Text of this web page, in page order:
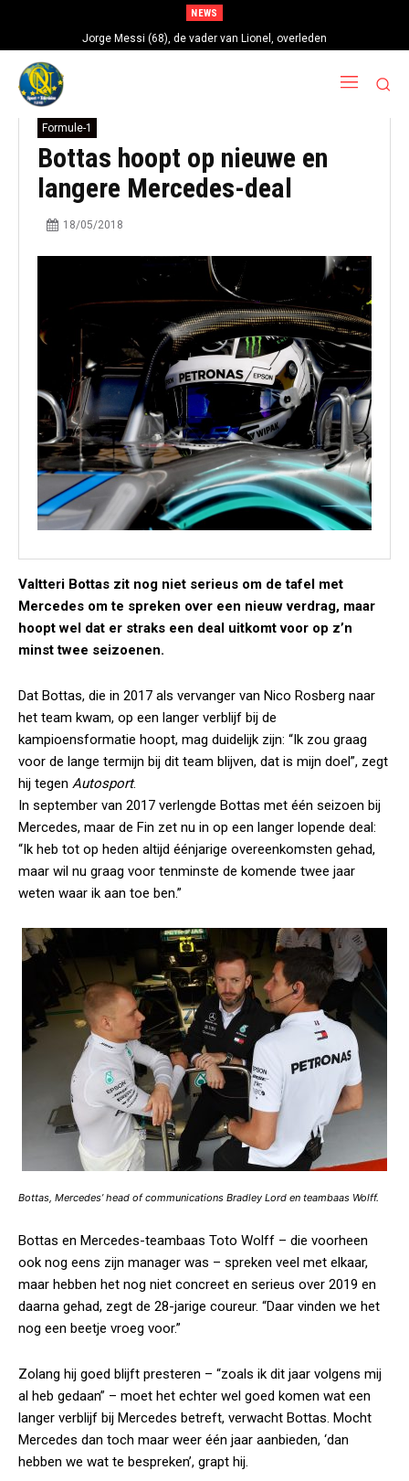
NEWS
Jorge Messi (68), de vader van Lionel, overleden
Formule-1
Bottas hoopt op nieuwe en
langere Mercedes-deal
18/05/2018
Valtteri Bottas zit nog niet serieus om de tafel met
Mercedes om te spreken over een nieuw verdrag, maar
hoopt wel dat er straks een deal uitkomt voor op z’n
minst twee seizoenen.
Dat Bottas, die in 2017 als vervanger van Nico Rosberg naar
het team kwam, op een langer verblijf bij de
kampioensformatie hoopt, mag duidelijk zijn: “Ik zou graag
voor de lange termijn bij dit team blijven, dat is mijn doel”, zegt
hij tegen Autosport.
In september van 2017 verlengde Bottas met één seizoen bij
Mercedes, maar de Fin zet nu in op een langer lopende deal:
“Ik heb tot op heden altijd éénjarige overeenkomsten gehad,
maar wil nu graag voor tenminste de komende twee jaar
weten waar ik aan toe ben.”
Bottas, Mercedes’ head of communications Bradley Lord en teambaas Wolff.
Bottas en Mercedes-teambaas Toto Wolff – die voorheen
ook nog eens zijn manager was – spreken veel met elkaar,
maar hebben het nog niet concreet en serieus over 2019 en
daarna gehad, zegt de 28-jarige coureur. “Daar vinden we het
nog een beetje vroeg voor.”
Zolang hij goed blijft presteren – “zoals ik dit jaar volgens mij
al heb gedaan” – moet het echter wel goed komen wat een
langer verblijf bij Mercedes betreft, verwacht Bottas. Mocht
Mercedes dan toch maar weer één jaar aanbieden, ‘dan
hebben we wat te bespreken’, grapt hij.